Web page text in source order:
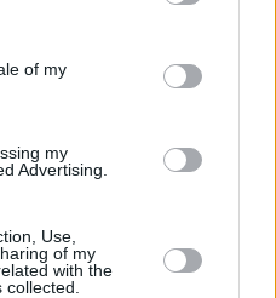
and its third-party tags to
purposes in below Google
of my
my
Advertising.
Use,
of my
with the
το Ροσάριο που πήρε
με μια υπογραφή σε...